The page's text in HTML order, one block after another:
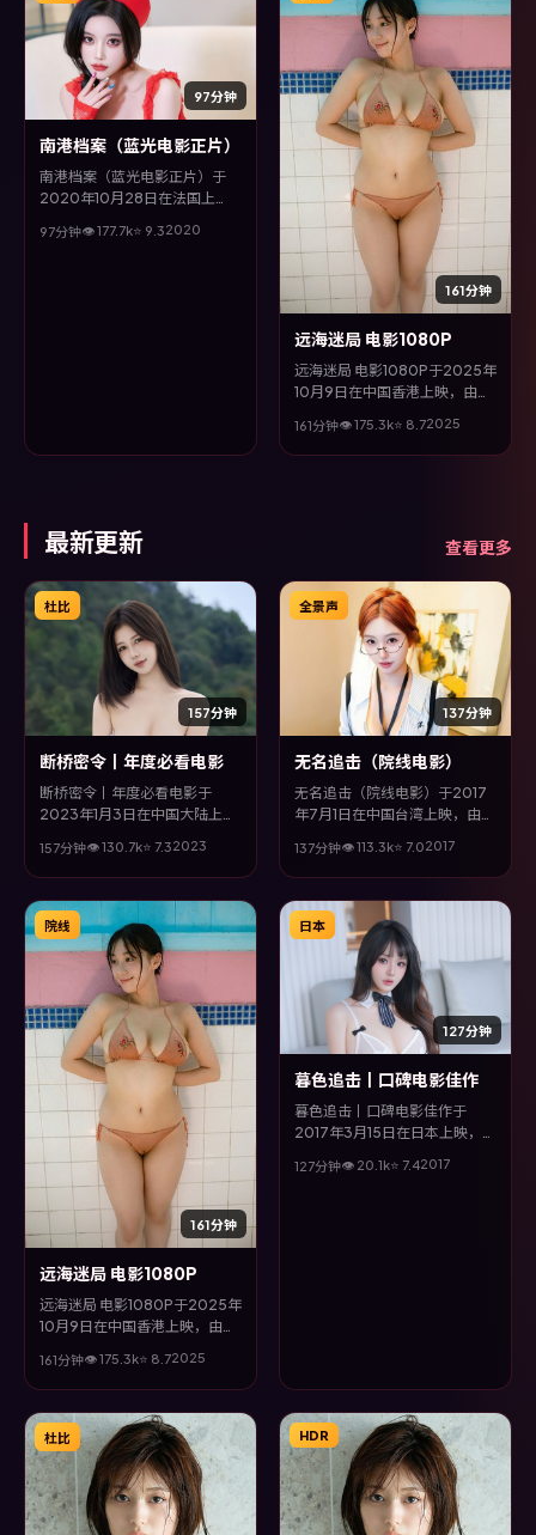
97分钟
南港档案（蓝光电影正片）
南港档案（蓝光电影正片）于
2020年10月28日在法国上
咏梅、刘亦菲、雷佳音等主演。
97分钟👁177.7k⭐ 9.32020
161分钟
远海迷局 电影1080P
远海迷局 电影1080P于2025年
10月9日在中国香港上映，由郭
等主演。全片以战争类型为主
线，影片以冷峻镜头与饱满表
161分钟👁175.3k⭐ 8.72025
最新更新 查看更多
157分钟
杜比
断桥密令丨年度必看电影
断桥密令丨年度必看电影于
2023年1月3日在中国大陆上
正宇、木村拓哉等主演。全片以
喜剧类型为主线，影片以冷峻镜
头与饱满表演，呈现人物在极端
情境下的蜕变与救赎。
157分钟👁130.7k⭐ 7.32023
137分钟
全景声
无名追击（院线电影）
无名追击（院线电影）于2017
年7月1日在中国台湾上映，由毕
歌、沈腾等主演。全片以动作类
型为主线，多条叙事线交织收
束，悬念与情感并重，适合喜欢
强情节的观众。
137分钟👁113.3k⭐ 7.02017
161分钟
院线
远海迷局 电影1080P
远海迷局 电影1080P于2025年
10月9日在中国香港上映，由郭
等主演。全片以战争类型为主
线，影片以冷峻镜头与饱满表
演，呈现人物在极端情境下的蜕
变与救赎。
161分钟👁175.3k⭐ 8.72025
127分钟
日本
暮色追击丨口碑电影佳作
暮色追击丨口碑电影佳作于
2017年3月15日在日本上映，由
汤唯等主演。全片以动作类型为
127分钟👁 20.1k⭐ 7.42017
杜比 HDR